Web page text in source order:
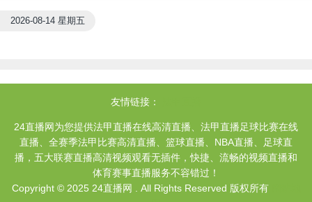
2026-08-14 星期五
友情链接：
24直播网为您提供法甲直播在线高清直播、法甲直播足球比赛在线
直播、全赛季法甲比赛高清直播、篮球直播、NBA直播、足球直
播，五大联赛直播高清视频观看无插件，快捷、流畅的视频直播和
体育赛事直播服务不容错过！
Copyright © 2025 24直播网 . All Rights Reserved 版权所有